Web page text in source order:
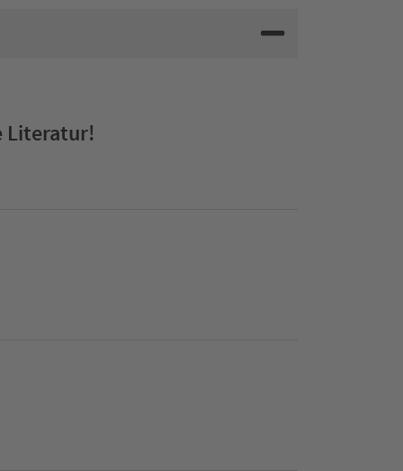
Literatur!